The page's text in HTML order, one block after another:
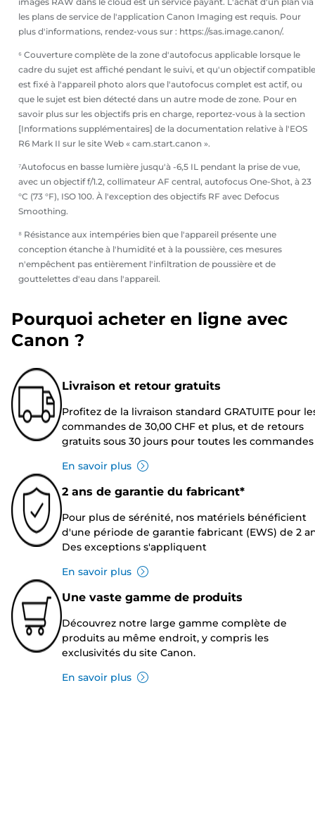
les plans de service de l'application Canon Imaging est requis. Pour
plus d'informations, rendez-vous sur : https://sas.image.canon/.
⁶ Couverture complète de la zone d'autofocus applicable lorsque le
cadre du sujet est affiché pendant le suivi, et qu'un objectif compatible
est fixé à l'appareil photo alors que l'autofocus complet est actif, ou
que le sujet est bien détecté dans un autre mode de zone. Pour en
savoir plus sur les objectifs pris en charge, reportez-vous à la section
[Informations supplémentaires] de la documentation relative à l'EOS
R6 Mark II sur le site Web « cam.start.canon ».
⁷Autofocus en basse lumière jusqu'à -6,5 IL pendant la prise de vue,
avec un objectif f/1.2, collimateur AF central, autofocus One-Shot, à 23
°C (73 °F), ISO 100. À l'exception des objectifs RF avec Defocus
Smoothing.
⁸ Résistance aux intempéries bien que l'appareil présente une
conception étanche à l'humidité et à la poussière, ces mesures
n'empêchent pas entièrement l'infiltration de poussière et de
gouttelettes d'eau dans l'appareil.
Pourquoi acheter en ligne avec
Canon ?
Livraison et retour gratuits
Profitez de la livraison standard GRATUITE pour
commandes de 30,00 CHF et plus, et de retours
gratuits sous 30 jours pour toutes les commandes
En savoir plus
2 ans de garantie du fabricant*
Pour plus de sérénité, nos matériels bénéficient
d'une période de garantie fabricant (EWS) de 2
Des exceptions s'appliquent
En savoir plus
Une vaste gamme de produits
Découvrez notre large gamme complète de
produits au même endroit, y compris les
exclusivités du site Canon.
En savoir plus